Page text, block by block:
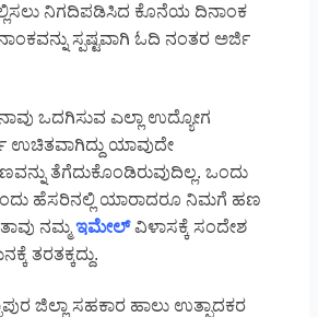
ನಿಗದಿಪಡಿಸಿದ ಕೊನೆಯ ದಿನಾಂಕ
ಸ್ಪಷ್ಟವಾಗಿ ಓದಿ ನಂತರ ಅರ್ಜಿ
ಒದಗಿಸುವ ಎಲ್ಲಾ ಉದ್ಯೋಗ
ಯಾವುದೇ
ತೆಗೆದುಕೊಂಡಿರುವುದಿಲ್ಲ. ಒಂದು
ಹೆಸರಿನಲ್ಲಿ ಯಾರಾದರೂ ನಿಮಗೆ ಹಣ
ನಮ್ಮಇಮೇಲ್ವಿಳಾಸಕ್ಕೆ ಸಂದೇಶ
ತರತಕ್ಕದ್ದು.
ಜಿಲ್ಲಾ ಸಹಕಾರ ಹಾಲು ಉತ್ಪಾದಕರ